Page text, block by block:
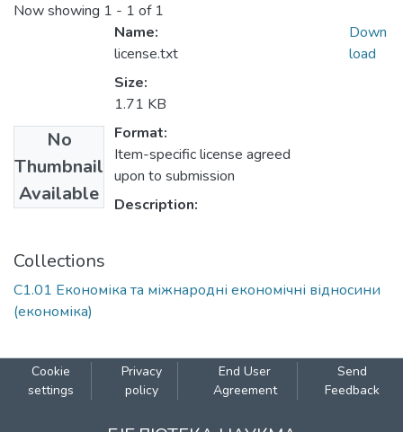
Now showing 1 - 1 of 1
No
Thumbnail
Available
Name:
license.txt
Size:
1.71 KB
Format:
Item-specific license agreed
upon to submission
Description:
Down
load
Collections
С1.01 Економіка та міжнародні економічні відносини
(економіка)
Cookie
settings
Privacy
policy
End User
Agreement
Send
Feedback